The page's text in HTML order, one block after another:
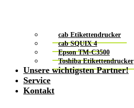
cab Etikettendrucker
cab SQUIX 4
Epson TM-C3500
Toshiba Etikettendrucker
Unsere wichtigsten Partner!
Service
Kontakt